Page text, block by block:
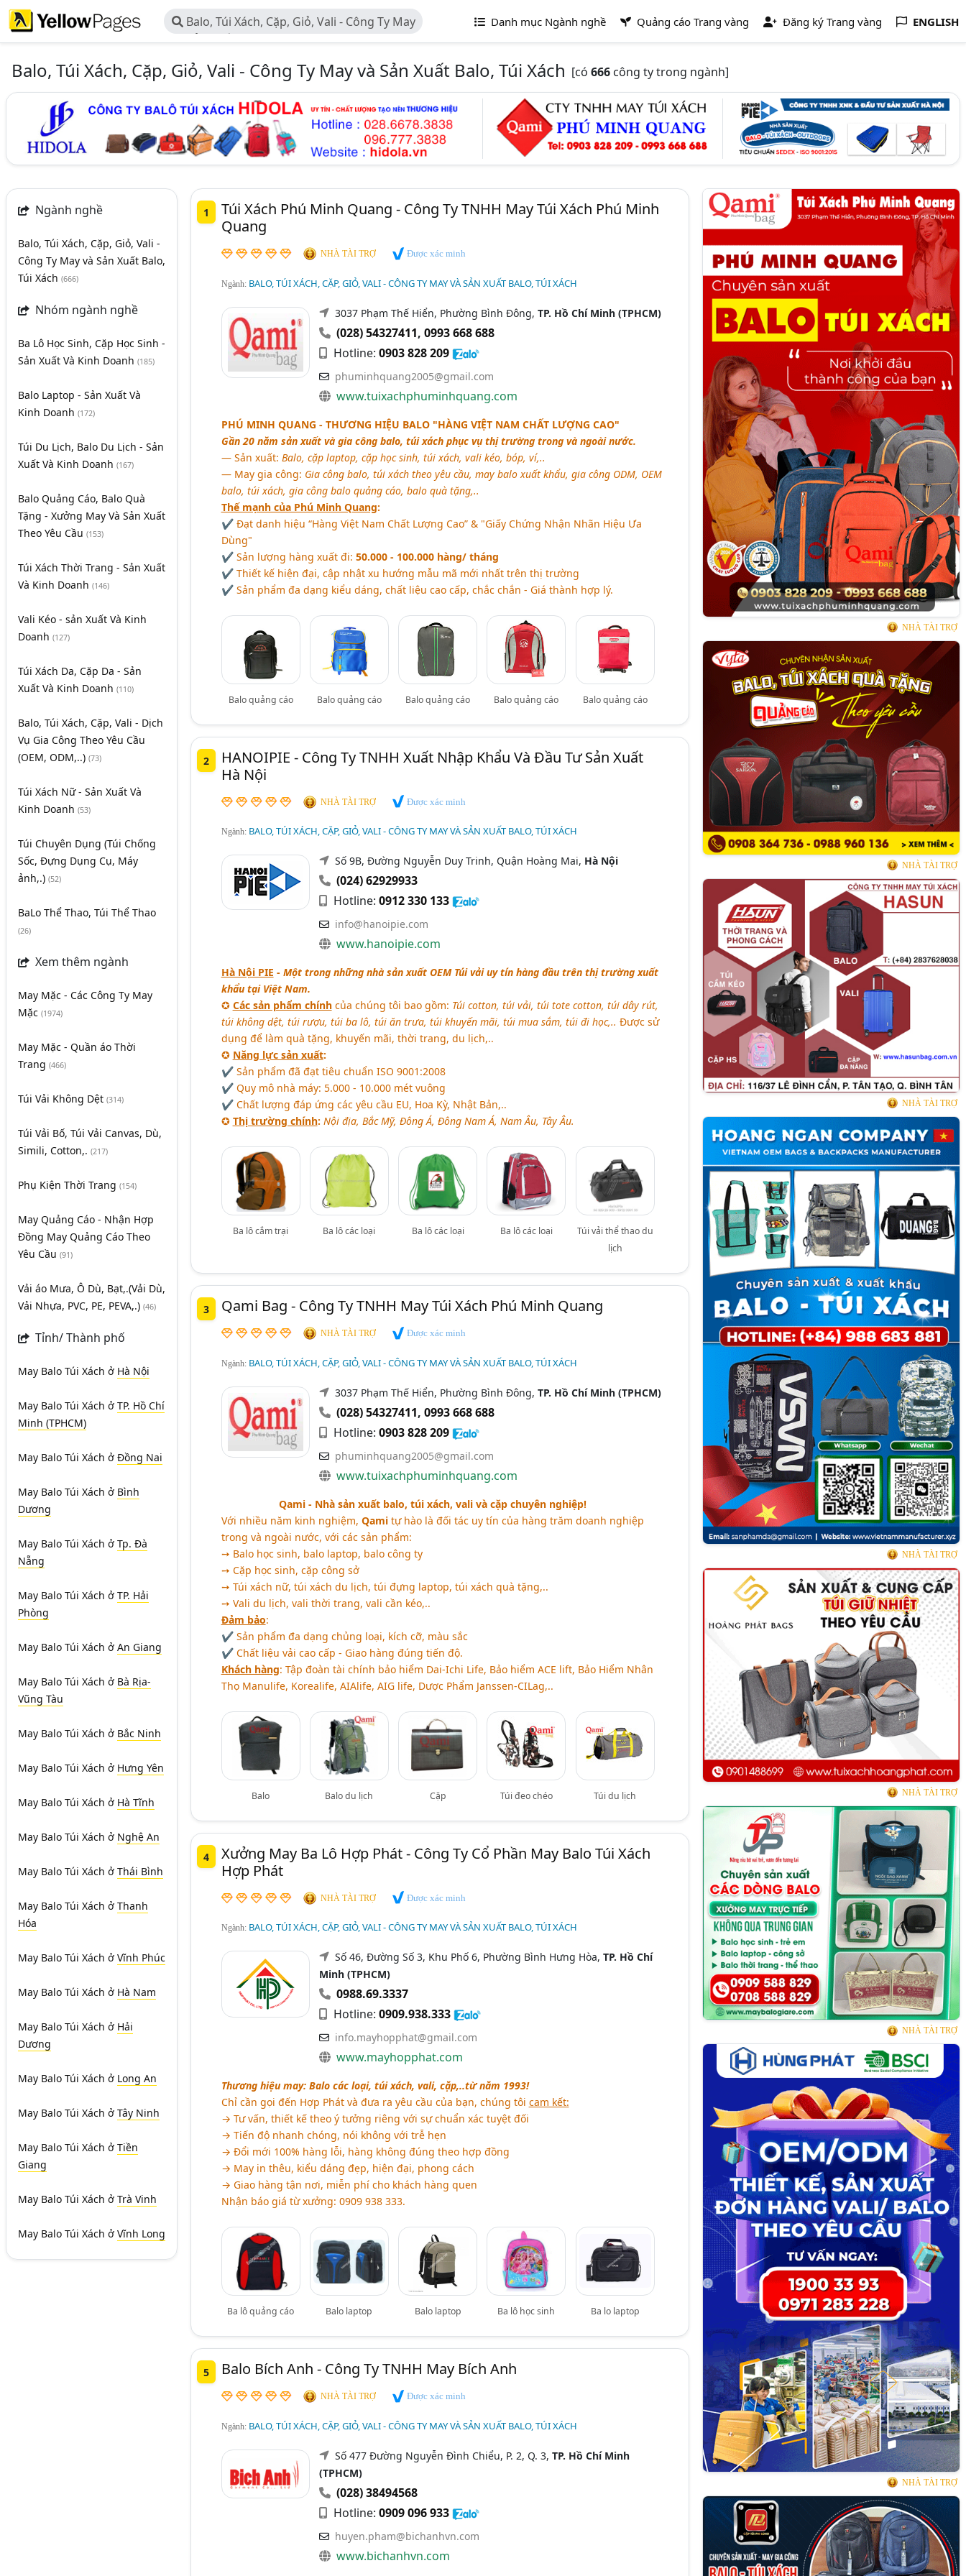
Balo, Túi Xách, Cặp, Giỏ, Vali - Công Ty May
và Sản Xuất Balo, Túi Xách
Danh mục Ngành nghề Quảng cáo Trang vàng Đăng ký Trang vàng ENGLISH
Balo, Túi Xách, Cặp, Giỏ, Vali - Công Ty May và Sản Xuất Balo, Túi Xách [có 666 công ty trong ngành]
Ngành nghề
Balo, Túi Xách, Cặp, Giỏ, Vali -
Công Ty May và Sản Xuất Balo,
Túi Xách (666)
Nhóm ngành nghề
Ba Lô Học Sinh, Cặp Học Sinh -
Sản Xuất Và Kinh Doanh (185)
Balo Laptop - Sản Xuất Và
Kinh Doanh (172)
Túi Du Lịch, Balo Du Lịch - Sản
Xuất Và Kinh Doanh (167)
Balo Quảng Cáo, Balo Quà
Tặng - Xưởng May Và Sản Xuất
Theo Yêu Cầu (153)
Túi Xách Thời Trang - Sản Xuất
Và Kinh Doanh (146)
Vali Kéo - sản Xuất Và Kinh
Doanh (127)
Túi Xách Da, Cặp Da - Sản
Xuất Và Kinh Doanh (110)
Balo, Túi Xách, Cặp, Vali - Dịch
Vụ Gia Công Theo Yêu Cầu
(OEM, ODM,..) (73)
Túi Xách Nữ - Sản Xuất Và
Kinh Doanh (53)
Túi Chuyên Dụng (Túi Chống
Sốc, Đựng Dụng Cụ, Máy
ảnh,.) (52)
BaLo Thể Thao, Túi Thể Thao
(26)
Xem thêm ngành
May Mặc - Các Công Ty May
Mặc (1974)
May Mặc - Quần áo Thời
Trang (466)
Túi Vải Không Dệt (314)
Túi Vải Bố, Túi Vải Canvas, Dù,
Simili, Cotton,. (217)
Phụ Kiện Thời Trang (154)
May Quảng Cáo - Nhận Hợp
Đồng May Quảng Cáo Theo
Yêu Cầu (91)
Vải áo Mưa, Ô Dù, Bạt,.(Vải Dù,
Vải Nhựa, PVC, PE, PEVA,.) (46)
Tỉnh/ Thành phố
May Balo Túi Xách ở Hà Nội
May Balo Túi Xách ở TP. Hồ Chí
Minh (TPHCM)
May Balo Túi Xách ở Đồng Nai
May Balo Túi Xách ở Bình
Dương
May Balo Túi Xách ở Tp. Đà
Nẵng
May Balo Túi Xách ở TP. Hải
Phòng
May Balo Túi Xách ở An Giang
May Balo Túi Xách ở Bà Rịa-
Vũng Tàu
May Balo Túi Xách ở Bắc Ninh
May Balo Túi Xách ở Hưng Yên
May Balo Túi Xách ở Hà Tĩnh
May Balo Túi Xách ở Nghệ An
May Balo Túi Xách ở Thái Bình
May Balo Túi Xách ở Thanh
Hóa
May Balo Túi Xách ở Vĩnh Phúc
May Balo Túi Xách ở Hà Nam
May Balo Túi Xách ở Hải
Dương
May Balo Túi Xách ở Long An
May Balo Túi Xách ở Tây Ninh
May Balo Túi Xách ở Tiền
Giang
May Balo Túi Xách ở Trà Vinh
May Balo Túi Xách ở Vĩnh Long
1
Túi Xách Phú Minh Quang - Công Ty TNHH May Túi Xách Phú Minh
Quang
NHÀ TÀI TRỢ Được xác minh
Ngành: BALO, TÚI XÁCH, CẶP, GIỎ, VALI - CÔNG TY MAY VÀ SẢN XUẤT BALO, TÚI XÁCH
3037 Phạm Thế Hiển, Phường Bình Đông, TP. Hồ Chí Minh (TPHCM)
(028) 54327411, 0993 668 688
Hotline: 0903 828 209
phuminhquang2005@gmail.com
www.tuixachphuminhquang.com
PHÚ MINH QUANG - THƯƠNG HIỆU BALO "HÀNG VIỆT NAM CHẤT LƯỢNG CAO"
Gần 20 năm sản xuất và gia công balo, túi xách phục vụ thị trường trong và ngoài nước.
― Sản xuất: Balo, cặp laptop, cặp học sinh, túi xách, vali kéo, bóp, ví,..
― May gia công: Gia công balo, túi xách theo yêu cầu, may balo xuất khẩu, gia công ODM, OEM
balo, túi xách, gia công balo quảng cáo, balo quà tặng,..
Thế mạnh của Phú Minh Quang:
✔ Đạt danh hiệu “Hàng Việt Nam Chất Lượng Cao” & "Giấy Chứng Nhận Nhãn Hiệu Ưa
Dùng"
✔ Sản lượng hàng xuất đi: 50.000 - 100.000 hàng/ tháng
✔ Thiết kế hiện đại, cập nhật xu hướng mẫu mã mới nhất trên thị trường
✔ Sản phẩm đa dạng kiểu dáng, chất liệu cao cấp, chắc chắn - Giá thành hợp lý.
Balo quảng cáo Balo quảng cáo Balo quảng cáo Balo quảng cáo Balo quảng cáo
2
HANOIPIE - Công Ty TNHH Xuất Nhập Khẩu Và Đầu Tư Sản Xuất
Hà Nội
NHÀ TÀI TRỢ Được xác minh
Ngành: BALO, TÚI XÁCH, CẶP, GIỎ, VALI - CÔNG TY MAY VÀ SẢN XUẤT BALO, TÚI XÁCH
Số 9B, Đường Nguyễn Duy Trinh, Quận Hoàng Mai, Hà Nội
(024) 62929933
Hotline: 0912 330 133
info@hanoipie.com
www.hanoipie.com
Hà Nội PIE - Một trong những nhà sản xuất OEM Túi vải uy tín hàng đầu trên thị trường xuất
khẩu tại Việt Nam.
✪ Các sản phẩm chínhcủa chúng tôi bao gồm: Túi cotton, túi vải, túi tote cotton, túi dây rút,
túi không dệt, túi rượu, túi ba lô, túi ăn trưa, túi khuyến mãi, túi mua sắm, túi đi học,.. Được sử
dụng để làm quà tặng, khuyến mãi, thời trang, du lịch,..
✪ Năng lực sản xuất:
✔ Sản phẩm đã đạt tiêu chuẩn ISO 9001:2008
✔ Quy mô nhà máy: 5.000 - 10.000 mét vuông
✔ Chất lượng đáp ứng các yêu cầu EU, Hoa Kỳ, Nhật Bản,..
✪ Thị trường chính: Nội địa, Bắc Mỹ, Đông Á, Đông Nam Á, Nam Âu, Tây Âu.
Ba lô cắm trại Ba lô các loại Ba lô các loại Ba lô các loại
Túi vải thể thao du
lịch
3 Qami Bag - Công Ty TNHH May Túi Xách Phú Minh Quang
NHÀ TÀI TRỢ Được xác minh
Ngành: BALO, TÚI XÁCH, CẶP, GIỎ, VALI - CÔNG TY MAY VÀ SẢN XUẤT BALO, TÚI XÁCH
3037 Phạm Thế Hiển, Phường Bình Đông, TP. Hồ Chí Minh (TPHCM)
(028) 54327411, 0993 668 688
Hotline: 0903 828 209
phuminhquang2005@gmail.com
www.tuixachphuminhquang.com
Qami - Nhà sản xuất balo, túi xách, vali và cặp chuyên nghiệp!
Với nhiều năm kinh nghiệm, Qamitự hào là đối tác uy tín của hàng trăm doanh nghiệp
trong và ngoài nước, với các sản phẩm:
➙ Balo học sinh, balo laptop, balo công ty
➙ Cặp học sinh, cặp công sở
➙ Túi xách nữ, túi xách du lịch, túi đựng laptop, túi xách quà tặng,..
➙ Vali du lịch, vali thời trang, vali cần kéo,..
Đảm bảo:
✔ Sản phẩm đa dạng chủng loại, kích cỡ, màu sắc
✔ Chất liệu vải cao cấp - Giao hàng đúng tiến độ.
Khách hàng: Tập đoàn tài chính bảo hiểm Dai-Ichi Life, Bảo hiểm ACE lift, Bảo Hiểm Nhân
Thọ Manulife, Korealife, AIAlife, AIG life, Dược Phẩm Janssen-CILag,..
Balo Balo du lịch Cặp Túi đeo chéo Túi du lịch
4
Xưởng May Ba Lô Hợp Phát - Công Ty Cổ Phần May Balo Túi Xách
Hợp Phát
NHÀ TÀI TRỢ Được xác minh
Ngành: BALO, TÚI XÁCH, CẶP, GIỎ, VALI - CÔNG TY MAY VÀ SẢN XUẤT BALO, TÚI XÁCH
Số 46, Đường Số 3, Khu Phố 6, Phường Bình Hưng Hòa, TP. Hồ Chí
Minh (TPHCM)
0988.69.3337
Hotline: 0909.938.333
info.mayhopphat@gmail.com
www.mayhopphat.com
Thương hiệu may: Balo các loại, túi xách, vali, cặp,..từ năm 1993!
Chỉ cần gọi đến Hợp Phát và đưa ra yêu cầu của bạn, chúng tôi cam kết:
→ Tư vấn, thiết kế theo ý tưởng riêng với sự chuẩn xác tuyệt đối
→ Tiến độ nhanh chóng, nói không với trễ hẹn
→ Đổi mới 100% hàng lỗi, hàng không đúng theo hợp đồng
→ May in thêu, kiểu dáng đẹp, hiện đại, phong cách
→ Giao hàng tận nơi, miễn phí cho khách hàng quen
Nhận báo giá từ xưởng: 0909 938 333.
Ba lô quảng cáo Balo laptop Balo laptop Ba lô học sinh Ba lo laptop
5 Balo Bích Anh - Công Ty TNHH May Bích Anh
NHÀ TÀI TRỢ Được xác minh
Ngành: BALO, TÚI XÁCH, CẶP, GIỎ, VALI - CÔNG TY MAY VÀ SẢN XUẤT BALO, TÚI XÁCH
Số 477 Đường Nguyễn Đình Chiểu, P. 2, Q. 3, TP. Hồ Chí Minh
(TPHCM)
(028) 38494568
Hotline: 0909 096 933
huyen.pham@bichanhvn.com
www.bichanhvn.com
NHÀ TÀI TRỢ
NHÀ TÀI TRỢ
NHÀ TÀI TRỢ
NHÀ TÀI TRỢ
NHÀ TÀI TRỢ
NHÀ TÀI TRỢ
NHÀ TÀI TRỢ